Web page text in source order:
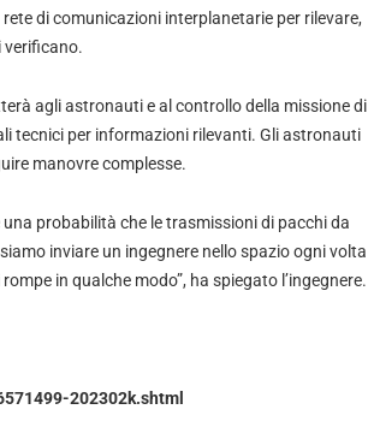
di comunicazioni interplanetarie per rilevare,
verificano.
agli astronauti e al controllo della missione di
tecnici per informazioni rilevanti. Gli astronauti
manovre complesse.
probabilità che le trasmissioni di pacchi da
inviare un ingegnere nello spazio ogni volta
in qualche modo”, ha spiegato l’ingegnere.
202302k.shtml